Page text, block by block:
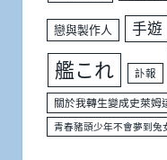
戀與製作人 手遊
艦これ 訃報
關於我轉生變成史萊姆
青春豬頭少年不會夢到兔